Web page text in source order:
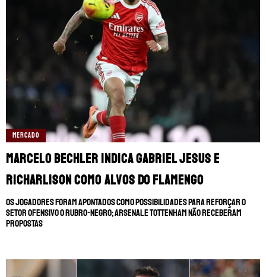
TERMOS E CONDIÇÕES
POLÍTICA DE PRIVACIDADE
POLÍTICA DE COOKIES
POLÍTICA EDITORIAL
Somos Fanáticos, assim como Futbol Sites, é
uma empresa pertencente à Better
Collective. Todos os direitos reservados.
+18 | Jogue com responsabilidade
Comercial | Ministério da Fazenda adverte: Aposta não
é investimento.
MERCADO
Marcelo Bechler indica Gabriel Jesus e
Richarlison como alvos do Flamengo
Os jogadores foram apontados como possibilidades para reforçar o
setor ofensivo o Rubro-Negro; Arsenal e Tottenham não receberam
propostas